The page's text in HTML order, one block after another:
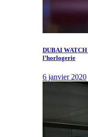
DUBAI WATCH
l’horlogerie
6 janvier 2020